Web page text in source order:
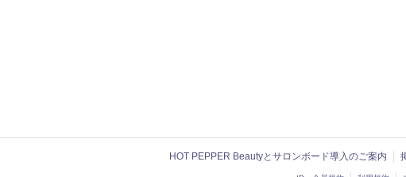
HOT PEPPER Beautyとサロンボード導入のご案内